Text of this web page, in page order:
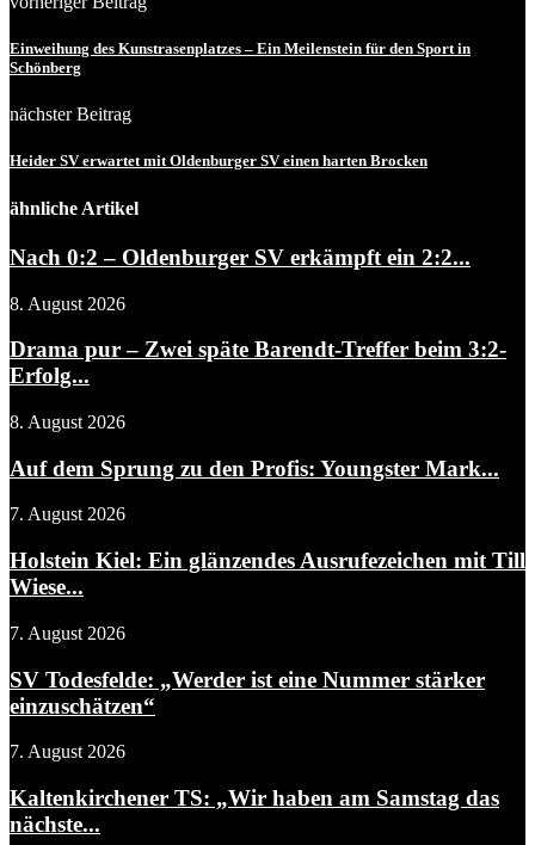
Einweihung des Kunstrasenplatzes – Ein Meilenstein für den Sport in
Schönberg
nächster Beitrag
Heider SV erwartet mit Oldenburger SV einen harten Brocken
ähnliche Artikel
Nach 0:2 – Oldenburger SV erkämpft ein 2:2...
8. August 2026
Drama pur – Zwei späte Barendt-Treffer beim 3:2-
Erfolg...
8. August 2026
Auf dem Sprung zu den Profis: Youngster Mark...
7. August 2026
Holstein Kiel: Ein glänzendes Ausrufezeichen mit Till
Wiese...
7. August 2026
SV Todesfelde: „Werder ist eine Nummer stärker
einzuschätzen“
7. August 2026
Kaltenkirchener TS: „Wir haben am Samstag das
nächste...